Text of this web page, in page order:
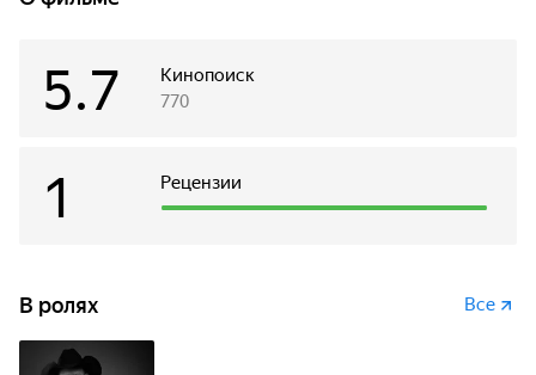
Вскоре ее дядя Мик выкупает для Джесси лошадь, и она
Кинопоиск
5.7 770
Рецензии
1
В ролях Все